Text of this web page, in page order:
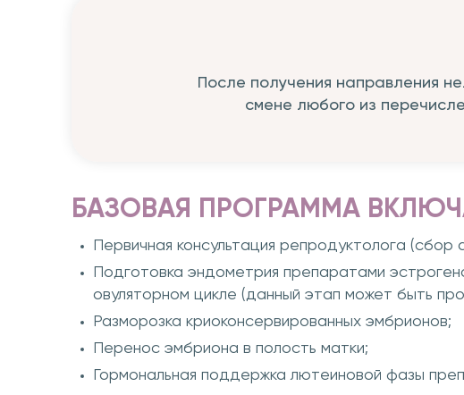
После получения направления
смене любого из
БАЗОВАЯ ПРОГРАММА
Первичная консультация репродуктолога
Подготовка эндометрия препаратами
овуляторном цикле (данный этап может быть
Разморозка криоконсервированных эмбрионов;
Перенос эмбриона в полость матки;
Гормональная поддержка лютеиновой фазы